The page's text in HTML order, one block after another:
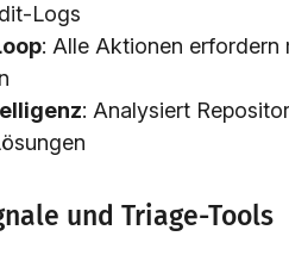
Logs
: Alle Aktionen erfordern
: Analysiert
und Triage-Tools